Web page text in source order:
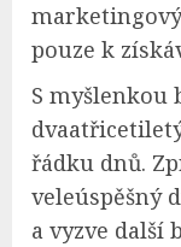
pouze k
S myšlenkou
řádku dnů.
veleúspěšný
a vyzve další